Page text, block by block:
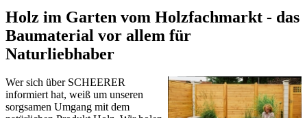
Holz im Garten vom Holzfachmarkt - das
Baumaterial vor allem für
Naturliebhaber
Wer sich über SCHEERER
informiert hat, weiß um unseren
sorgsamen Umgang mit dem